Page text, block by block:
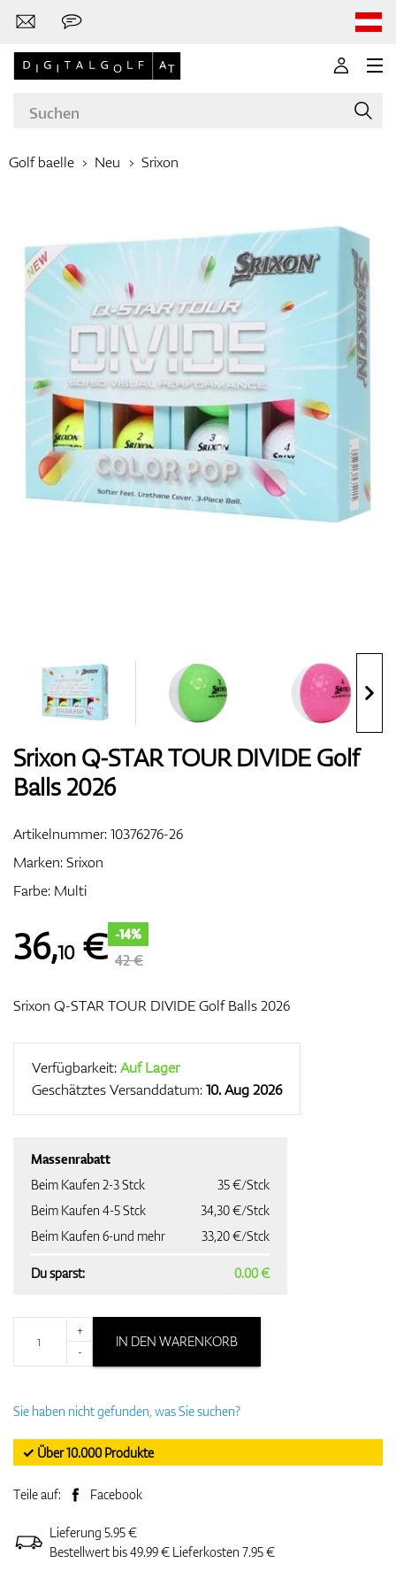
Golfschläger
Bekleidung
Handschuhe
Bags
Entfernungsmesser & GPS
Golf baelle Neu Srixon
Srixon Q-STAR TOUR DIVIDE Golf
Balls 2026
Artikelnummer:10376276-26
Marken:Srixon
Farbe: Multi
36,10€ -14%
42 €
Srixon Q-STAR TOUR DIVIDE Golf Balls 2026
Verfügbarkeit:Auf Lager
Geschätztes Versanddatum:10. Aug 2026
Massenrabatt
Beim Kaufen 2-3 Stck
35 €/Stck
Beim Kaufen 4-5 Stck
34,30 €/Stck
Beim Kaufen 6-und mehr
33,20 €/Stck
Du sparst: 0.00 €
+
-
IN DEN WARENKORB
Sie haben nicht gefunden, was Sie suchen?
✓ Über 10.000 Produkte
Teile auf: Facebook
Lieferung 5.95 €
Bestellwert bis 49.99 € Lieferkosten 7.95 €